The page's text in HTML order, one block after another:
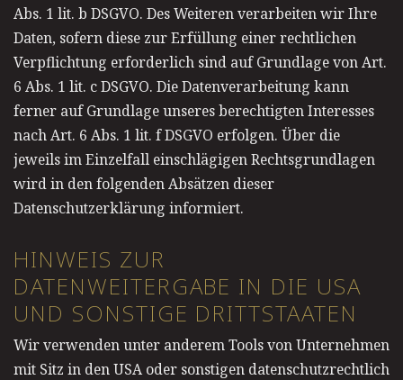
Abs. 1 lit. b DSGVO. Des Weiteren verarbeiten wir Ihre
Daten, sofern diese zur Erfüllung einer rechtlichen
Verpflichtung erforderlich sind auf Grundlage von Art.
6 Abs. 1 lit. c DSGVO. Die Datenverarbeitung kann
ferner auf Grundlage unseres berechtigten Interesses
nach Art. 6 Abs. 1 lit. f DSGVO erfolgen. Über die
jeweils im Einzelfall einschlägigen Rechtsgrundlagen
wird in den folgenden Absätzen dieser
Datenschutzerklärung informiert.
HINWEIS ZUR
DATENWEITERGABE IN DIE USA
UND SONSTIGE DRITTSTAATEN
Wir verwenden unter anderem Tools von Unternehmen
mit Sitz in den USA oder sonstigen datenschutzrechtlich